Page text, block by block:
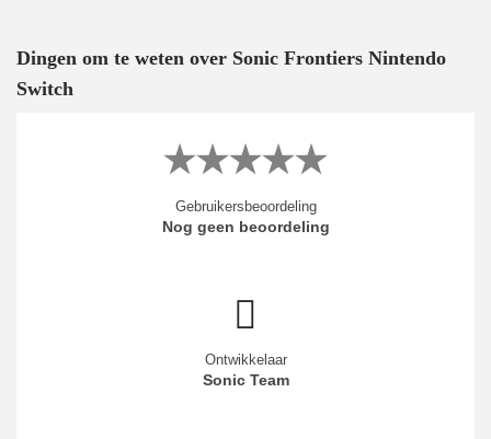
Dingen om te weten over Sonic Frontiers Nintendo
Switch
Gebruikersbeoordeling
Nog geen beoordeling
Ontwikkelaar
Sonic Team